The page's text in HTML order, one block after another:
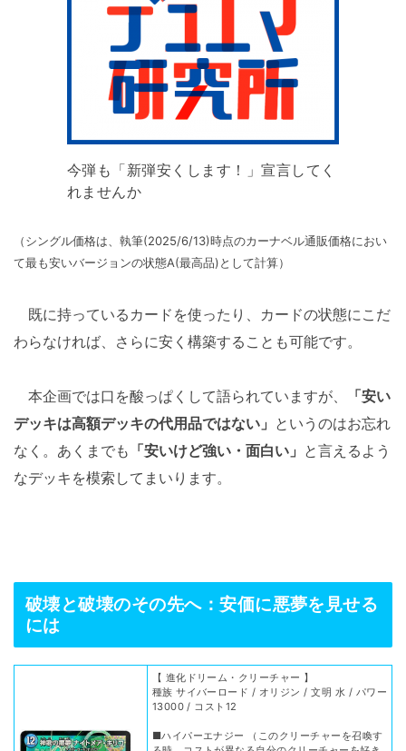
今弾も「新弾安くします！」宣言してく
れませんか
（シングル価格は、執筆(2025/6/13)時点のカーナベル通販価格におい
て最も安いバージョンの状態A(最高品)として計算）
既に持っているカードを使ったり、カードの状態にこだ
わらなければ、さらに安く構築することも可能です。
本企画では口を酸っぱくして語られていますが、
「安い
デッキは高額デッキの代用品ではない」 というのはお忘れ
なく。あくまでも 「安いけど強い・面白い」 と言えるよう
なデッキを模索してまいります。
破壊と破壊のその先へ：安価に悪夢を見せる
には
【 進化ドリーム・クリーチャー 】
種族 サイバーロード / オリジン / 文明 水 / パワー
13000 / コスト12
■ハイパーエナジー （このクリーチャーを召喚す